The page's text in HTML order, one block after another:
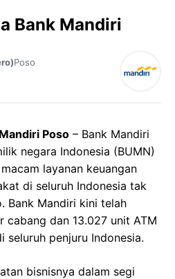
Bank Mandiri
Poso
Poso – Bank Mandiri
negara Indonesia (BUMN)
layanan keuangan
di seluruh Indonesia tak
Bank Mandiri kini telah
cabang dan 13.027 unit ATM
seluruh penjuru Indonesia.
bisnisnya dalam segi